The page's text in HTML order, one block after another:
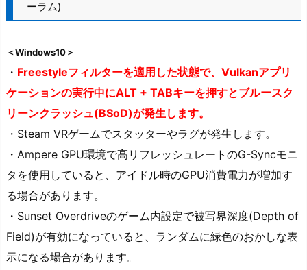
ーラム)
＜Windows10＞
・ Freestyleフィルターを適用した状態で、Vulkanアプリ
ケーションの実行中にALT + TABキーを押すとブルースク
リーンクラッシュ(BSoD)が発生します。
・Steam VRゲームでスタッターやラグが発生します。
・Ampere GPU環境で高リフレッシュレートのG-Syncモニ
タを使用していると、アイドル時のGPU消費電力が増加す
る場合があります。
・Sunset Overdriveのゲーム内設定で被写界深度(Depth of
Field)が有効になっていると、ランダムに緑色のおかしな表
示になる場合があります。